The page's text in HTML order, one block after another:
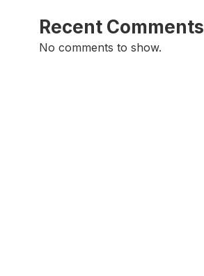
Recent Comments
No comments to show.